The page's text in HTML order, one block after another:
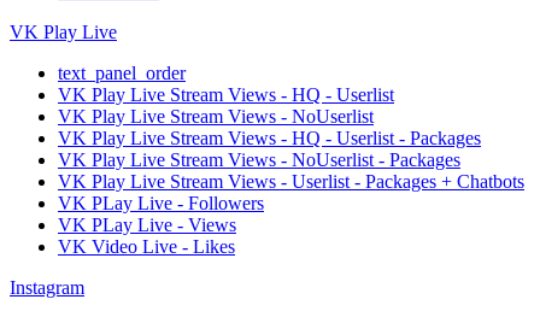
VK Play Live
text_panel_order
VK Play Live Stream Views - HQ - Userlist
VK Play Live Stream Views - NoUserlist
VK Play Live Stream Views - HQ - Userlist - Packages
VK Play Live Stream Views - NoUserlist - Packages
VK Play Live Stream Views - Userlist - Packages + Chatbots
VK PLay Live - Followers
VK PLay Live - Views
VK Video Live - Likes
Instagram